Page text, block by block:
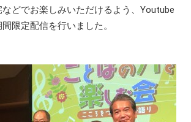
どでお楽しみいただけるよう、Youtube
限定配信を行いました。